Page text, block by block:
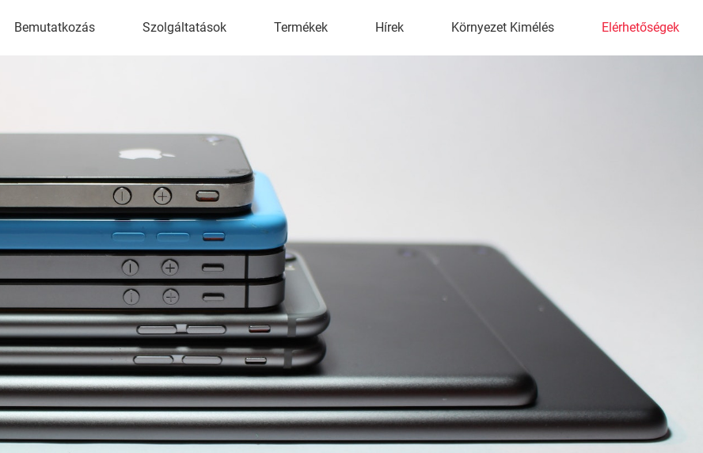
Bemutatkozás Szolgáltatások Termékek Hírek Környezet Kimélés Elérhetőségek